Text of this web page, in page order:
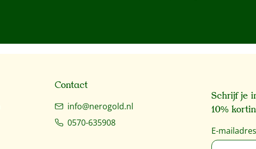
Contact
info@nerogold.nl
0570-635908
Schrijf je
10%
E-mailadres